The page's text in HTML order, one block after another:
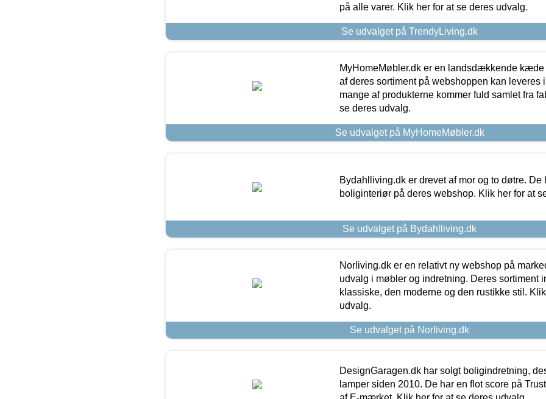
på alle varer. Klik her for at se deres udvalg.
Se udvalget på TrendyLiving.dk
MyHomeMøbler.dk er en landsdækkende kæde
af deres sortiment på webshoppen kan leveres
mange af produkterne kommer fuld samlet fra
se deres udvalg.
Se udvalget på MyHomeMøbler.dk
Bydahlliving.dk er drevet af mor og to døtre. De
boliginteriør på deres webshop. Klik her for at
Se udvalget på Bydahlliving.dk
Norliving.dk er en relativt ny webshop på
udvalg i møbler og indretning. Deres sortiment
klassiske, den moderne og den rustikke stil.
udvalg.
Se udvalget på Norliving.dk
DesignGaragen.dk har solgt boligindretning,
lamper siden 2010. De har en flot score på